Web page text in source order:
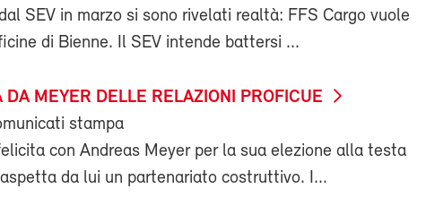
SEV in marzo si sono rivelati realtà: FFS Cargo vuole
di Bienne. Il SEV intende battersi ...
DA MEYER DELLE RELAZIONI PROFICUE
stampa
con Andreas Meyer per la sua elezione alla testa
da lui un partenariato costruttivo. I...